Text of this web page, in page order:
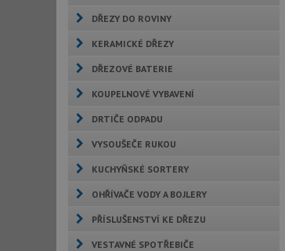
DŘEZY DO ROVINY
KERAMICKÉ DŘEZY
DŘEZOVÉ BATERIE
KOUPELNOVÉ VYBAVENÍ
DRTIČE ODPADU
VYSOUŠEČE RUKOU
KUCHYŇSKÉ SORTERY
OHŘÍVAČE VODY A BOJLERY
PŘÍSLUŠENSTVÍ KE DŘEZU
VESTAVNÉ SPOTŘEBIČE